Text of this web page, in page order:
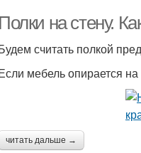
Полки на стену.
считать полкой
мебель опирается
читать дальше →